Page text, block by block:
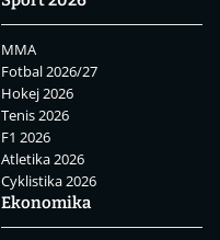
MMA
Fotbal 2026/27
Hokej 2026
Tenis 2026
F1 2026
Atletika 2026
Cyklistika 2026
Ekonomika